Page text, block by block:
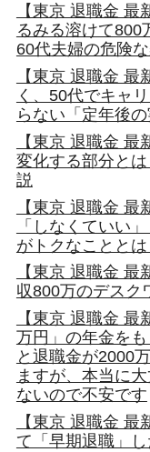
【東京 退職金
るみる溶けて800
60代夫婦の危険
【東京 退職金
く、50代でキャ
らない「定年後の
【東京 退職金 最
変化する部分と
説
【東京 退職金 最
「しなくていい
がトクなこととは
【東京 退職金
収800万のデスク
【東京 退職金
万円」の年金を
と退職金が2000
ますが、本当に
ないので不安です
【東京 退職金
て「早期退職」